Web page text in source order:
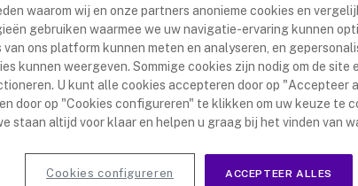
Portofoons: Walkie Talkies voor
omgeving van een restaurant werkt iedereen hard
waarom wij en onze partners anonieme cookies en
gebruiken waarmee we uw navigatie-ervaring kunnen
ons platform kunnen meten en analyseren, en
kunnen weergeven. Sommige cookies zijn nodig om de site
U kunt alle cookies accepteren door op "Accepteer
door op "Cookies configureren" te klikken om uw keuze te
staan altijd voor klaar en helpen u graag bij het vinden van
ACCEPTEER ALLES
Cookies configureren